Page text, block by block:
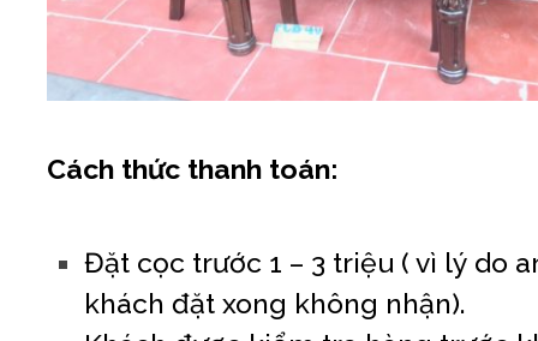
Cách thức thanh toán:
Đặt cọc trước 1 – 3 triệu ( vì lý do
khách đặt xong không nhận).